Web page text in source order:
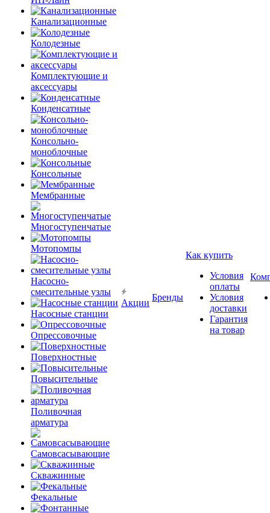
Канализационные
Колодезные
Комплектующие и
аксессуары
Конденсатные
Консольно-
моноблочные
Консольные
Мембранные
Многоступенчатые
Мотопомпы
Насосно-
смесительные узлы
Насосные станции
Опрессовочные
Поверхностные
Повысительные
Поливочная
арматура
Самовсасывающие
Скважинные
Фекальные
Акции
Бренды
Как купить
Условия
оплаты
Условия
доставки
Гарантия
на товар